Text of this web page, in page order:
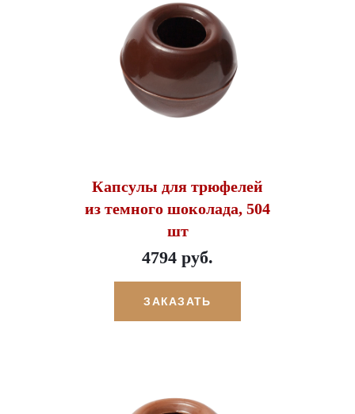
Капсулы для трюфелей
из темного шоколада, 504
шт
4794 руб.
ЗАКАЗАТЬ